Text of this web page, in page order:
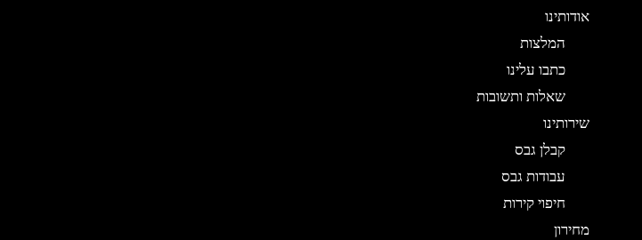
אודותינו
המלצות
כתבו עלינו
שאלות ותשובות
שירותינו
קבלן גבס
עבודות גבס
חיפוי קירות
מחירון